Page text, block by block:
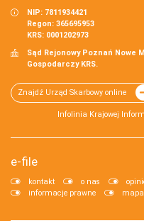
NIP: 7811934421
Regon: 365695953
KRS: 0001202973
Sąd Rejonowy Poznań Nowe
Gospodarczy KRS.
Znajdź Urząd Skarbowy online
Infolinia Krajowej
e-file
kontakt o nas
informacje prawne